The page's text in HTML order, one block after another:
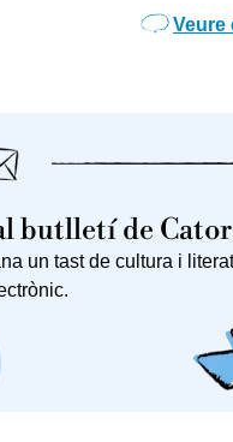
Veure
butlletí de
un tast de cultura i